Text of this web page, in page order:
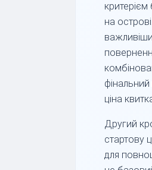
критерієм
на
ціна
Другий
стартову
для